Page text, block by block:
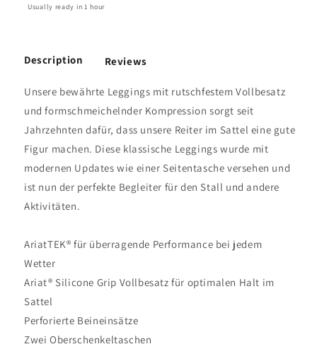
Usually ready in 1 hour
Description Reviews
Unsere bewährte Leggings mit rutschfestem Vollbesatz
und formschmeichelnder Kompression sorgt seit
Jahrzehnten dafür, dass unsere Reiter im Sattel eine gute
Figur machen. Diese klassische Leggings wurde mit
modernen Updates wie einer Seitentasche versehen und
ist nun der perfekte Begleiter für den Stall und andere
Aktivitäten.
AriatTEK® für überragende Performance bei jedem
Wetter
Ariat® Silicone Grip Vollbesatz für optimalen Halt im
Sattel
Perforierte Beineinsätze
Zwei Oberschenkeltaschen